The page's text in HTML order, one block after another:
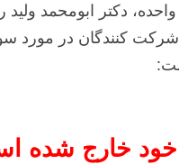
دکتر ابومحمد
کنندگان در مورد
خود خارج شده